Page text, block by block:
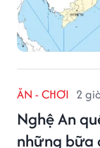
ĂN - CHƠI 2
Nghệ An
những bữa